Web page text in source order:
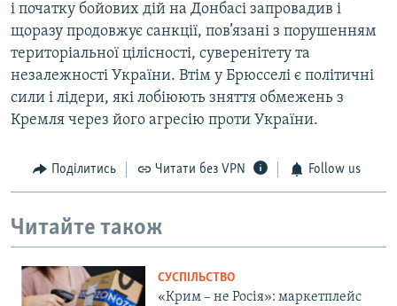
і початку бойових дій на Донбасі запровадив і
щоразу продовжує санкції, пов’язані з порушенням
територіальної цілісності, суверенітету та
незалежності України. Втім у Брюсселі є політичні
сили і лідери, які лобіюють зняття обмежень з
Кремля через його агресію проти України.
Поділитись Читати без VPN Follow us
Читайте також
СУСПІЛЬСТВО
«Крим – не Росія»: маркетплейс